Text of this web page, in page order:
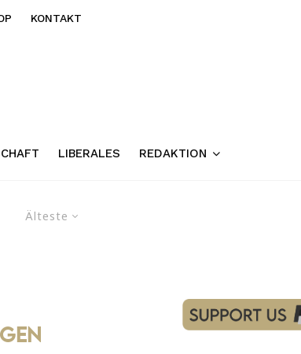
KONTAKT
LIBERALES REDAKTION
Älteste